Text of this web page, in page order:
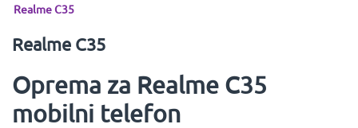
Realme C35
Realme C35
Oprema za Realme C35
mobilni telefon